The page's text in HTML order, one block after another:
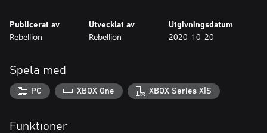
Publicerat av
Rebellion
Utvecklat av
Rebellion
Utgivningsdatum
2020-10-20
Spela med
PC XBOX One XBOX Series X|S
Funktioner